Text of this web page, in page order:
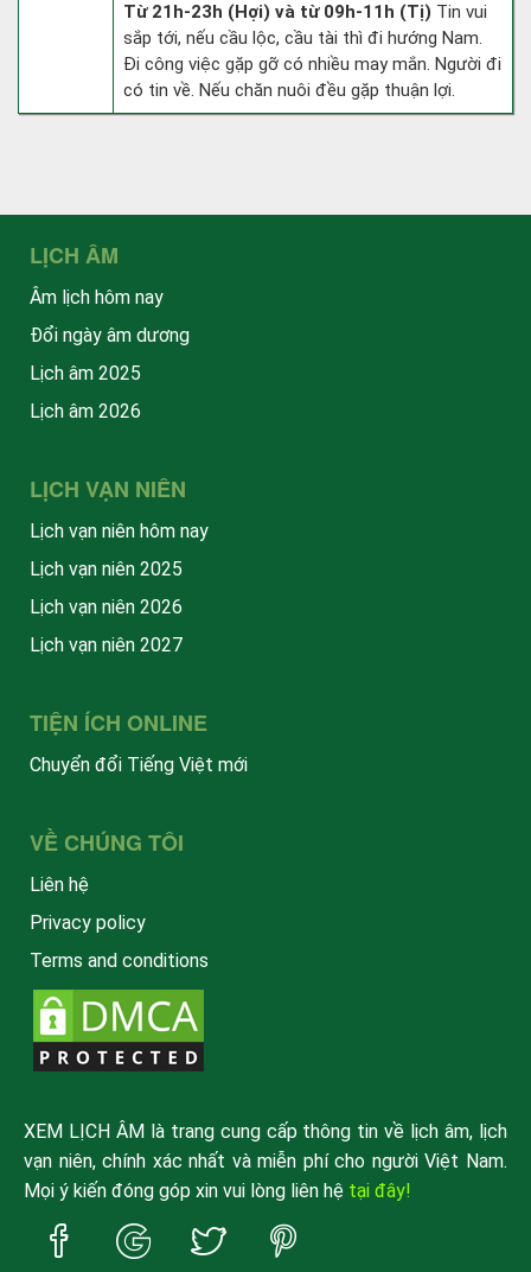
Từ 21h-23h (Hợi) và từ 09h-11h (Tị) Tin vui
sắp tới, nếu cầu lộc, cầu tài thì đi hướng Nam.
Đi công việc gặp gỡ có nhiều may mắn. Người đi
có tin về. Nếu chăn nuôi đều gặp thuận lợi.
LỊCH ÂM
Âm lịch hôm nay
Đổi ngày âm dương
Lịch âm 2025
Lịch âm 2026
LỊCH VẠN NIÊN
Lịch vạn niên hôm nay
Lịch vạn niên 2025
Lịch vạn niên 2026
Lịch vạn niên 2027
TIỆN ÍCH ONLINE
Chuyển đổi Tiếng Việt mới
VỀ CHÚNG TÔI
Liên hệ
Privacy policy
Terms and conditions
XEM LỊCH ÂM là trang cung cấp thông tin về lịch âm, lịch
vạn niên, chính xác nhất và miễn phí cho người Việt Nam.
Mọi ý kiến đóng góp xin vui lòng liên hệ tại đây!
Trang
Facebook
Trang
Google
Trang
Twitter
Trang
Pinterest